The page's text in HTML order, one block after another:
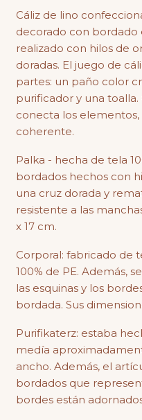
Cáliz de lino
decorado con
realizado con hilos de
doradas. El juego de
partes: un paño color
purificador y una
conecta los
coherente.
Palka - hecha de tela
bordados hechos con
una cruz dorada y
resistente a las
x 17 cm.
Corporal: fabricado de
100% de PE. Además,
las esquinas y los
bordada. Sus
Purifikaterz: estaba
medía
ancho. Además, el
bordados que
bordes están